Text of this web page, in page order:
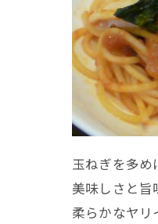
玉ねぎを多め
美味しさと旨
柔らかなヤリ